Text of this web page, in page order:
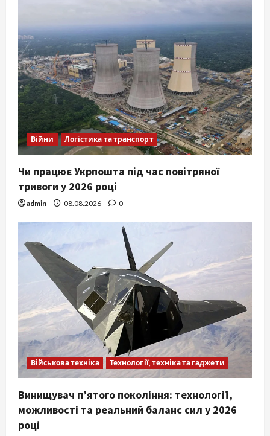
Війни Логістика та транспорт
Чи працює Укрпошта під час повітряної
тривоги у 2026 році
admin 08.08.2026 0
Військова техніка Технології, техніка та гаджети
Винищувач п’ятого покоління: технології,
можливості та реальний баланс сил у 2026
році